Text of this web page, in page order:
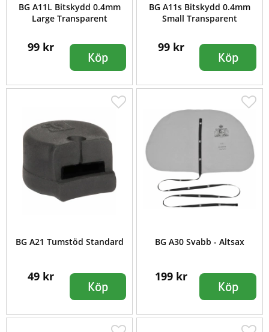
BG A11L Bitskydd 0.4mm
Large Transparent
99 kr
Köp
BG A11s Bitskydd 0.4mm
Small Transparent
99 kr
Köp
BG A21 Tumstöd Standard
49 kr
Köp
BG A30 Svabb - Altsax
199 kr
Köp